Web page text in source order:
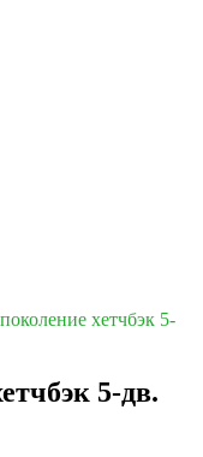
хетчбэк 5-
5-дв.